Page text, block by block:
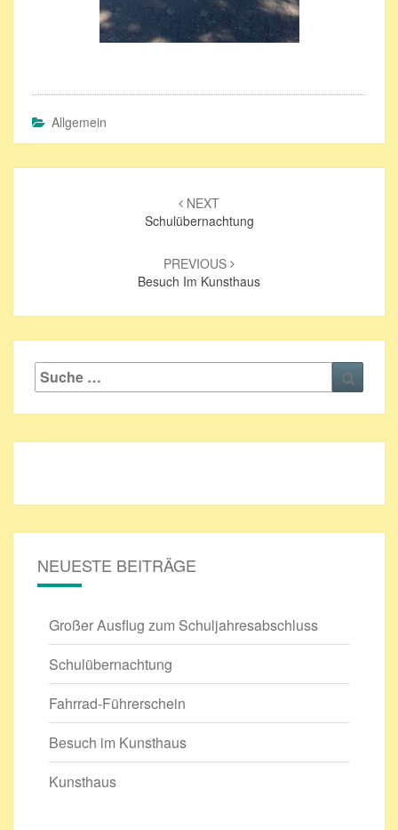
Allgemein
NEXT
Schulübernachtung
PREVIOUS
Besuch Im Kunsthaus
Suche
nach:
NEUESTE BEITRÄGE
Großer Ausflug zum Schuljahresabschluss
Schulübernachtung
Fahrrad-Führerschein
Besuch im Kunsthaus
Kunsthaus